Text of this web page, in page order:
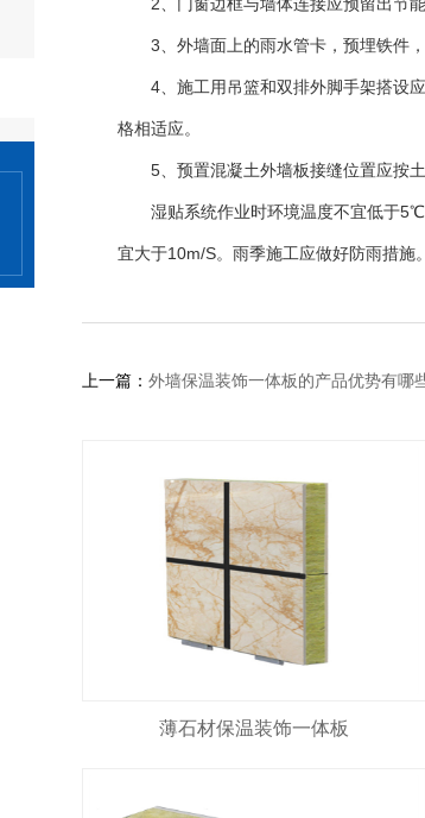
3、外墙面上的雨水管卡，预埋铁件
4、施工用吊篮和双排外脚手架搭设
格相适应。
5、预置混凝土外墙板接缝位置应按
湿贴系统作业时环境温度不宜低于
宜大于10m/S。雨季施工应做好防雨措施。
上一篇： 外墙保温装饰一体板的产品优势有哪
薄石材保温装饰一体板